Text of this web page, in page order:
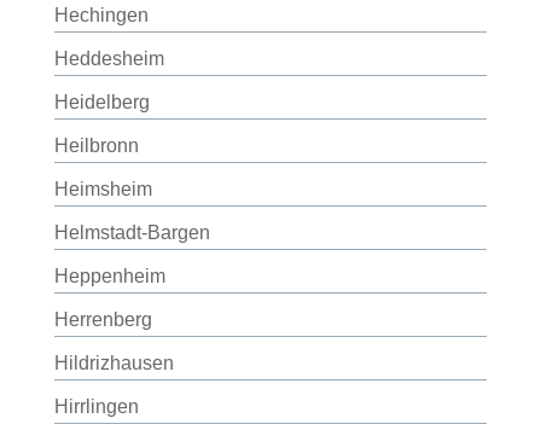
Hechingen
Heddesheim
Heidelberg
Heilbronn
Heimsheim
Helmstadt-Bargen
Heppenheim
Herrenberg
Hildrizhausen
Hirrlingen